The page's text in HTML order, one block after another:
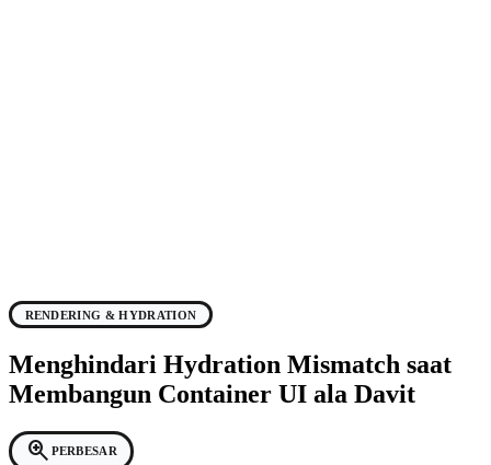
RENDERING & HYDRATION
Menghindari Hydration Mismatch saat
Membangun Container UI ala Davit
zoom_in PERBESAR